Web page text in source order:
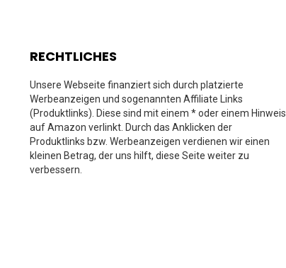
RECHTLICHES
Unsere Webseite finanziert sich durch platzierte
Werbeanzeigen und sogenannten Affiliate Links
(Produktlinks). Diese sind mit einem * oder einem Hinweis
auf Amazon verlinkt. Durch das Anklicken der
Produktlinks bzw. Werbeanzeigen verdienen wir einen
kleinen Betrag, der uns hilft, diese Seite weiter zu
verbessern.